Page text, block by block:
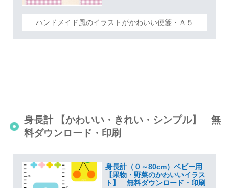
ハンドメイド風のイラストがかわいい便箋・Ａ５
身長計 【かわいい・きれい・シンプル】 無
料ダウンロード・印刷
身長計（０～80cm）ベビー用
【果物・野菜のかわいいイラス
ト】 無料ダウンロード・印刷